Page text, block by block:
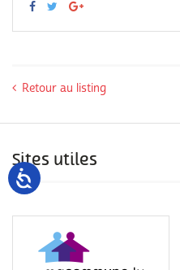
Retour au listing
Sites utiles